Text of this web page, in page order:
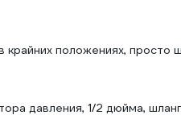
положениях, просто
давления, 1/2 дюйма, шланг